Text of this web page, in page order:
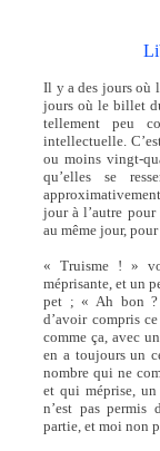
Il y a des jours où
jours où le billet
tellement peu
intellectuelle.
ou moins vingt-
qu’elles se
jour à l’autre
au même jour,
« Truisme ! »
méprisante, et un
pet ; « Ah bon ?
d’avoir compris
comme ça, avec
en a toujours un
nombre qui ne
et qui méprise,
n’est pas permis
partie, et moi non